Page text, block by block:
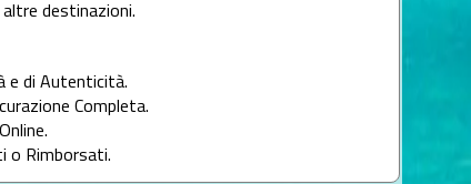
destinazioni.
e di Autenticità.
Completa.
o Rimborsati.